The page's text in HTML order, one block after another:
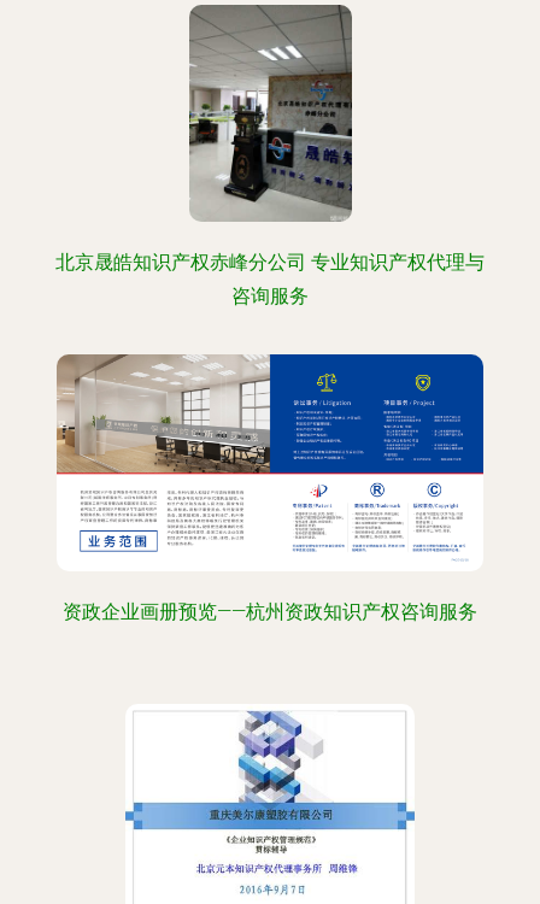
北京晟皓知识产权赤峰分公司 专业知识产权代理与
咨询服务
资政企业画册预览——杭州资政知识产权咨询服务